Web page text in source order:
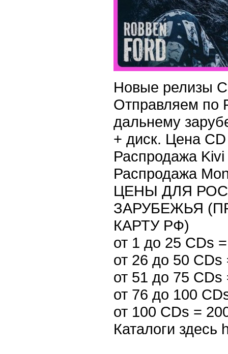
Новые релизы
Отправляем по
дальнему
+ диск. Цена
Распродажа
Распродажа
ЦЕНЫ ДЛЯ
ЗАРУБЕЖЬЯ
КАРТУ РФ)
от 1 до 25 CDs
от 26 до 50 CDs
от 51 до 75 CDs
от 76 до 100
от 100 CDs =
Каталоги здесь